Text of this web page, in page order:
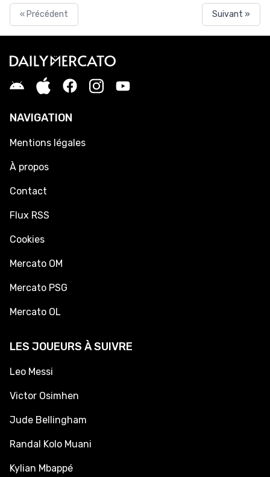
« Précédent Suivant »
NAVIGATION
Mentions légales
À propos
Contact
Flux RSS
Cookies
Mercato OM
Mercato PSG
Mercato OL
LES JOUEURS À SUIVRE
Leo Messi
Victor Osimhen
Jude Bellingham
Randal Kolo Muani
Kylian Mbappé